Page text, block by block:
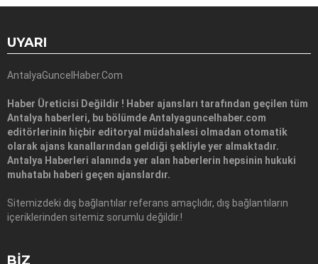
UYARI
AntalyaGuncelHaber.Com
Haber Üreticisi Değildir ! Haber ajansları tarafından geçilen tüm
Antalya haberleri, bu bölümde Antalyaguncelhaber.com
editörlerinin hiçbir editoryal müdahalesi olmadan otomatik
olarak ajans kanallarından geldiği şekliyle yer almaktadır.
Antalya Haberleri alanında yer alan haberlerin hepsinin hukuki
muhatabı haberi geçen ajanslardır.
Sitemizdeki dış bağlantılar referans amaçlıdır, dış bağlantıların
içeriklerinden sitemiz sorumlu değildir.!
BIZ